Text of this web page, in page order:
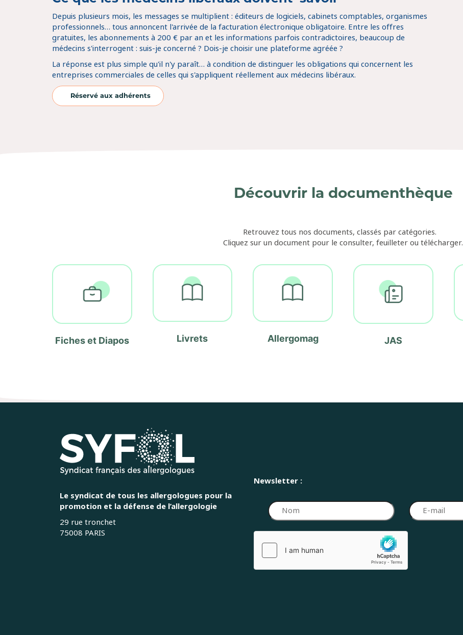
Depuis plusieurs mois, les messages se multiplient : éditeurs de logiciels, cabinets comptables, organismes
professionnels… tous annoncent l'arrivée de la facturation électronique obligatoire. Entre les offres
gratuites, les abonnements à 200 € par an et les informations parfois contradictoires, beaucoup de
médecins s'interrogent : suis-je concerné ? Dois-je choisir une plateforme agréée ?
La réponse est plus simple qu'il n'y paraît… à condition de distinguer les obligations qui concernent les
entreprises commerciales de celles qui s'appliquent réellement aux médecins libéraux.
Réservé aux adhérents
Découvrir la documenthèque
Retrouvez tous nos documents, classés par catégories.
Cliquez sur un document pour le consulter, feuilleter ou télécharger.
Fiches et Diapos Livrets Allergomag JAS
Le syndicat de tous les allergologues pour la
promotion et la défense de l’allergologie
29 rue tronchet
75008 PARIS
Newsletter :